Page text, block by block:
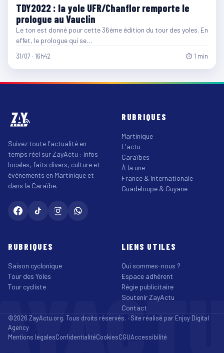
TDY2022 : la yole UFR/Chanflor remporte le
prologue au Vauclin
Le ton est donné pour cette 36ème édition du tour des yoles. En
effet, le prologue qui se…
31/07 · 16h42 ⏱ 1 min
Suivez toute l'actualité en
temps réel sur ZayActu : infos
locales, faits divers, culture et
événements en Martinique et
dans la Caraïbe.
RUBRIQUES
Martinique
L'actu
Caraïbes
À la une
France & Internationale
Guadeloupe & Guyane
RUBRIQUES
Saison cyclonique
Tour des Yoles
Tour cycliste
LIENS UTILES
Qui sommes-nous ?
Espace adhérent
Régie publicitaire
Soutenir ZayActu
Contact
©2026 ZayActu.org. Tous droits réservés. · Site réalisé par Enjoy Digital
Agency
Mentions légalesConfidentialitéCookiesCGUAccessibilité